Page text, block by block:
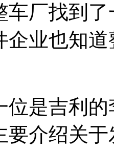
车厂找到
企业也知
位是吉利
要介绍关